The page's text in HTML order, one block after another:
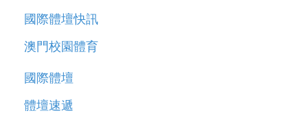
國際體壇快訊
澳門校園體育
國際體壇
體壇速遞